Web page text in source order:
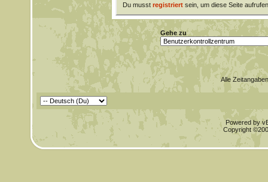
Du musst registriertsein, um diese Seite
Gehe zu
Alle
Powered by
Copyright